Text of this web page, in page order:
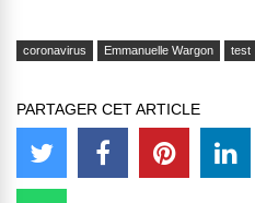
coronavirus Emmanuelle Wargon test
PARTAGER CET ARTICLE